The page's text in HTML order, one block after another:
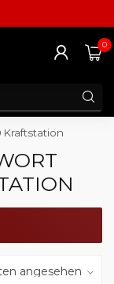
0
Kraftstation